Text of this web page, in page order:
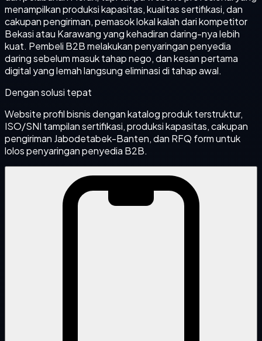
menampilkan produksi kapasitas, kualitas sertifikasi, dan
cakupan pengiriman, pemasok lokal kalah dari kompetitor
Bekasi atau Karawang yang kehadiran daring-nya lebih
kuat. Pembeli B2B melakukan penyaringan penyedia
daring sebelum masuk tahap nego, dan kesan pertama
digital yang lemah langsung eliminasi di tahap awal.
Dengan solusi tepat
Website profil bisnis dengan katalog produk terstruktur,
ISO/SNI tampilan sertifikasi, produksi kapasitas, cakupan
pengiriman Jabodetabek-Banten, dan RFQ form untuk
lolos penyaringan penyedia B2B.